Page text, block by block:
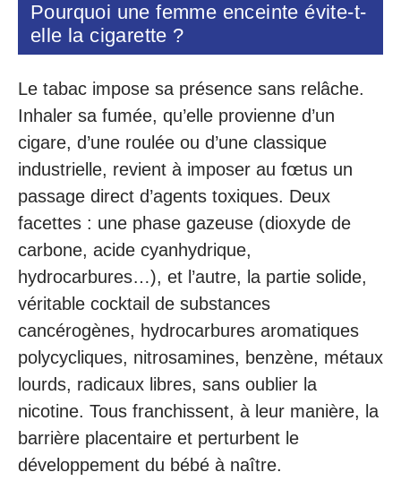
Pourquoi une femme enceinte évite-t-
elle la cigarette ?
Le tabac impose sa présence sans relâche.
Inhaler sa fumée, qu’elle provienne d’un
cigare, d’une roulée ou d’une classique
industrielle, revient à imposer au fœtus un
passage direct d’agents toxiques. Deux
facettes : une phase gazeuse (dioxyde de
carbone, acide cyanhydrique,
hydrocarbures…), et l’autre, la partie solide,
véritable cocktail de substances
cancérogènes, hydrocarbures aromatiques
polycycliques, nitrosamines, benzène, métaux
lourds, radicaux libres, sans oublier la
nicotine. Tous franchissent, à leur manière, la
barrière placentaire et perturbent le
développement du bébé à naître.